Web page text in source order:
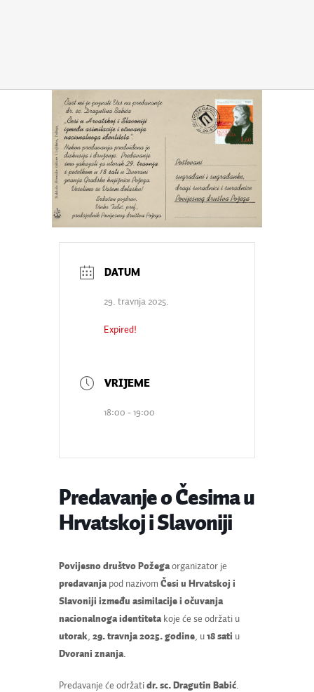
29. travnja 2025.
Expired!
18:00 - 19:00
Predavanje o Česima u
Hrvatskoj i Slavoniji
Povijesno društvo Požegaorganizator je
predavanjapod nazivom Česi u Hrvatskoj i
Slavoniji između asimilacije i očuvanja
nacionalnoga identitetakoje će se održati u
utorak 29. travnja 2025. godine, u 18 sati u
Dvorani znanja.
Predavanje će održati dr. sc. Dragutin Babić.